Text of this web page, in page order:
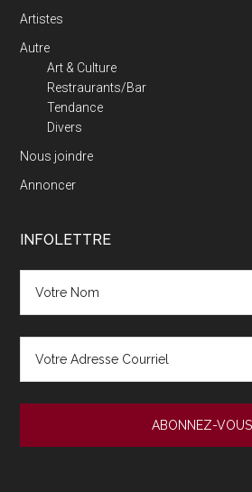
Artistes
Autre
Art & Culture
Restraurants/Bar
Tendance
Divers
Nous joindre
Annoncer
INFOLETTRE